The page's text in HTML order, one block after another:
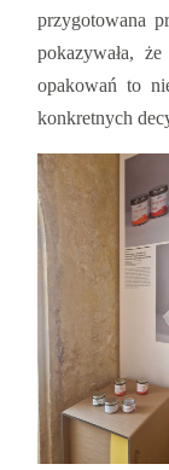
przygotowana
pokazywała,
opakowań to
konkretnych